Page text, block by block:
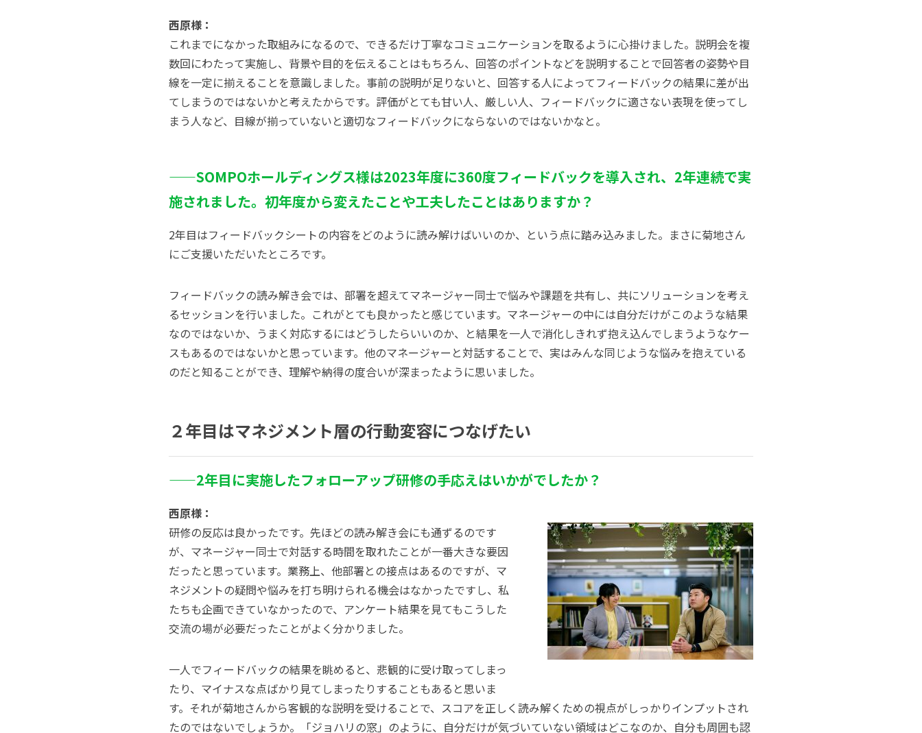
西原様：
これまでになかった取組みになるので、できるだけ丁寧なコミュニケーションを取るように心掛けました。説明会を複
数回にわたって実施し、背景や目的を伝えることはもちろん、回答のポイントなどを説明することで回答者の姿勢や目
線を一定に揃えることを意識しました。事前の説明が足りないと、回答する人によってフィードバックの結果に差が出
てしまうのではないかと考えたからです。評価がとても甘い人、厳しい人、フィードバックに適さない表現を使ってし
まう人など、目線が揃っていないと適切なフィードバックにならないのではないかなと。
——SOMPOホールディングス様は2023年度に360度フィードバックを導入され、2年連続で実
施されました。初年度から変えたことや工夫したことはありますか？
2年目はフィードバックシートの内容をどのように読み解けばいいのか、という点に踏み込みました。まさに菊地さん
にご支援いただいたところです。
フィードバックの読み解き会では、部署を超えてマネージャー同士で悩みや課題を共有し、共にソリューションを考え
るセッションを行いました。これがとても良かったと感じています。マネージャーの中には自分だけがこのような結果
なのではないか、 うまく対応するにはどうしたらいいのか、と結果を一人で消化しきれず抱え込んでしまうようなケー
スもあるのではないかと思っています。他のマネージャーと対話することで、実はみんな同じような悩みを抱えている
のだと知ることができ、理解や納得の度合いが深まったように思いました。
２年目はマネジメント層の行動変容につなげたい
——2年目に実施したフォローアップ研修の手応えはいかがでしたか？
西原様：
研修の反応は良かったです。先ほどの読み解き会にも通ずるのです
が、マネージャー同士で対話する時間を取れたことが一番大きな要因
だったと思っています。業務上、他部署との接点はあるのですが、マ
ネジメントの疑問や悩みを打ち明けられる機会はなかったですし、私
たちも企画できていなかったので、アンケート結果を見てもこうした
交流の場が必要だったことがよく分かりました。
一人でフィードバックの結果を眺めると、悲観的に受け取ってしまっ
たり、マイナスな点ばかり見てしまったりすることもあると思いま
す。それが菊地さんから客観的な説明を受けることで、スコアを正しく読み解くための視点がしっかりインプットされ
たのではないでしょうか。「ジョハリの窓」のように、自分だけが気づいていない領域はどこなのか、自分も周囲も認